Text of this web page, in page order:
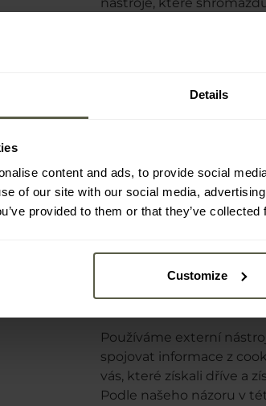
Details
content and ads, to provide social
of our site with our social media,
provided to them or that they’ve
Customize
informace o
informace o
čas strávený na
chování na
zdroj, ze kterého
Používáme externí
spojovat informace z
vás, které získali dříve a
Podle našeho názoru v